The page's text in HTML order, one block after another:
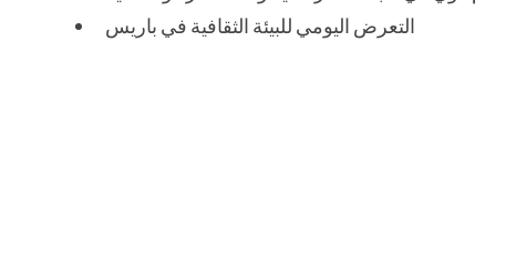
التعرض اليومي للبيئة الثقافية في باريس